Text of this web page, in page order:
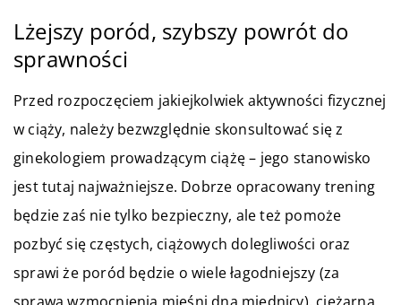
Lżejszy poród, szybszy powrót do
sprawności
Przed rozpoczęciem jakiejkolwiek aktywności fizycznej
w ciąży, należy bezwzględnie skonsultować się z
ginekologiem prowadzącym ciążę – jego stanowisko
jest tutaj najważniejsze. Dobrze opracowany trening
będzie zaś nie tylko bezpieczny, ale też pomoże
pozbyć się częstych, ciążowych dolegliwości oraz
sprawi że poród będzie o wiele łagodniejszy (za
sprawą wzmocnienia mięśni dna miednicy), ciężarna